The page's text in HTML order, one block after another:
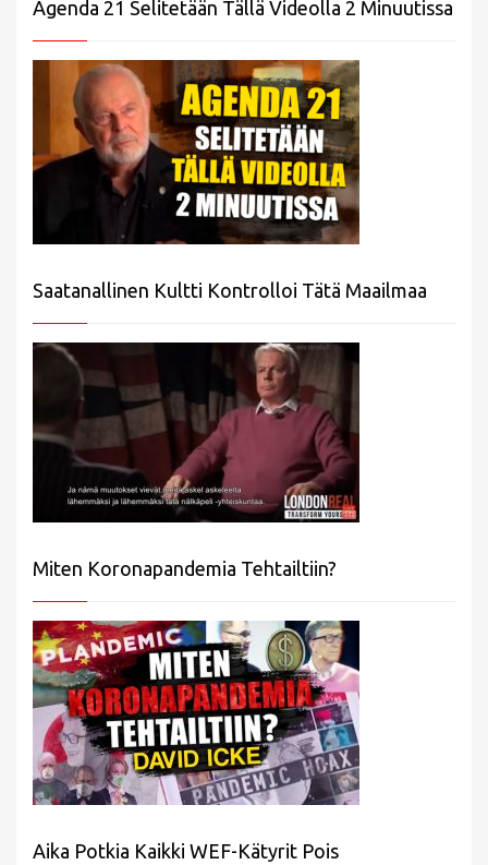
Agenda 21 Selitetään Tällä Videolla 2 Minuutissa
Saatanallinen Kultti Kontrolloi Tätä Maailmaa
Miten Koronapandemia Tehtailtiin?
Aika Potkia Kaikki WEF-Kätyrit Pois